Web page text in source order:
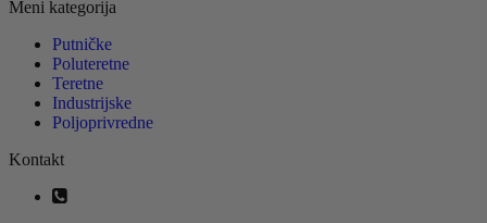
Meni kategorija
Putničke
Poluteretne
Teretne
Industrijske
Poljoprivredne
Kontakt